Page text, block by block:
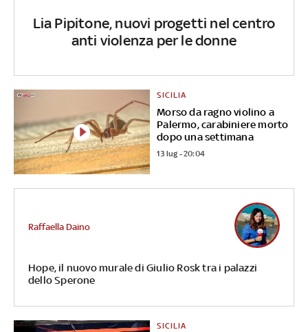
Lia Pipitone, nuovi progetti nel centro
anti violenza per le donne
Morso da ragno violino a
Palermo, carabiniere morto
dopo una settimana
SICILIA
13 lug - 20:04
Hope, il nuovo murale di Giulio Rosk tra i palazzi
dello Sperone
Raffaella Daino
SICILIA